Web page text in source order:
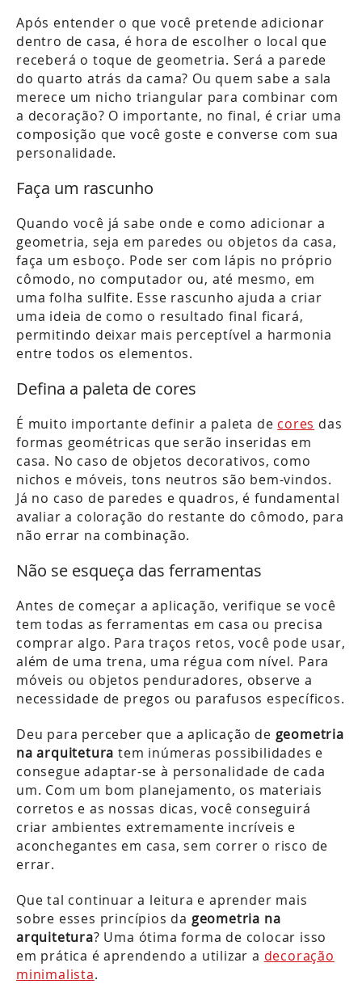
Após entender o que você pretende adicionar
dentro de casa, é hora de escolher o local que
receberá o toque de geometria. Será a parede
do quarto atrás da cama? Ou quem sabe a sala
merece um nicho triangular para combinar com
a decoração? O importante, no final, é criar uma
composição que você goste e converse com sua
personalidade.
Faça um rascunho
Quando você já sabe onde e como adicionar a
geometria, seja em paredes ou objetos da casa,
faça um esboço. Pode ser com lápis no próprio
cômodo, no computador ou, até mesmo, em
uma folha sulfite. Esse rascunho ajuda a criar
uma ideia de como o resultado final ficará,
permitindo deixar mais perceptível a harmonia
entre todos os elementos.
Defina a paleta de cores
É muito importante definir a paleta de cores das
formas geométricas que serão inseridas em
casa. No caso de objetos decorativos, como
nichos e móveis, tons neutros são bem-vindos.
Já no caso de paredes e quadros, é fundamental
avaliar a coloração do restante do cômodo, para
não errar na combinação.
Não se esqueça das ferramentas
Antes de começar a aplicação, verifique se você
tem todas as ferramentas em casa ou precisa
comprar algo. Para traços retos, você pode usar,
além de uma trena, uma régua com nível. Para
móveis ou objetos penduradores, observe a
necessidade de pregos ou parafusos específicos.
Deu para perceber que a aplicação de geometria
na arquitetura tem inúmeras possibilidades e
consegue adaptar-se à personalidade de cada
um. Com um bom planejamento, os materiais
corretos e as nossas dicas, você conseguirá
criar ambientes extremamente incríveis e
aconchegantes em casa, sem correr o risco de
errar.
Que tal continuar a leitura e aprender mais
sobre esses princípios da geometria na
arquitetura? Uma ótima forma de colocar isso
em prática é aprendendo a utilizar a decoração
minimalista.